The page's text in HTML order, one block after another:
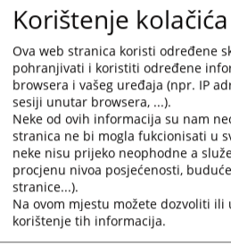
Predsjednik
11643
Korištenje kolačića
Ova web stranica koristi određene
pohranjivati i koristiti određene
browsera i vašeg uređaja (npr. IP
sesiji unutar browsera, ...).
Neke od ovih informacija su nam
stranica ne bi mogla fukcionisati u
neke nisu prijeko neophodne a
procjenu nivoa posjećenosti,
stranice...).
Na ovom mjestu možete dozvoliti ili
korištenje tih informacija.